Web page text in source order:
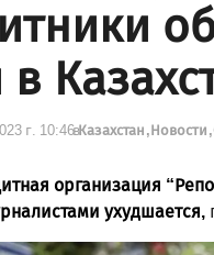
г. 10:46вКазахстан Новости
организация
ухудшается,